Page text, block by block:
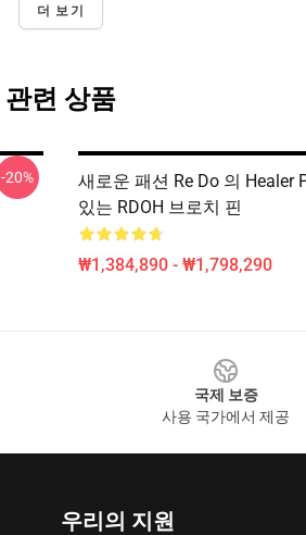
더 보기
관련 상품
-20%
새로운 패션 Re Do 의 Healer
있는 RDOH 브로치 핀
₩1,384,890 - ₩1,798,290
국제 보증
사용 국가에서 제공
우리의 지원